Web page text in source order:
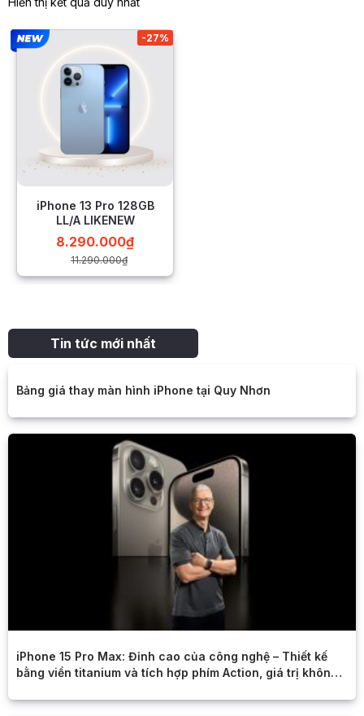
-27%
iPhone 13 Pro 128GB
LL/A LIKENEW
11.290.000₫
8.290.000₫
Tin tức mới nhất
Bảng giá thay màn hình iPhone tại Quy Nhơn
iPhone 15 Pro Max: Đỉnh cao của công nghệ – Thiết kế
bằng viền titanium và tích hợp phím Action, giá trị không